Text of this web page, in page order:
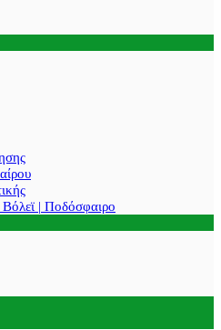
| Ποδόσφαιρο